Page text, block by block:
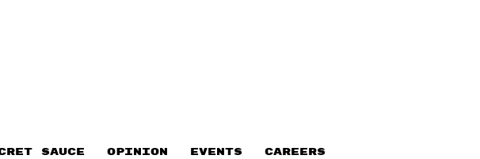
SAUCE​ OPINION EVENTS CAREERS